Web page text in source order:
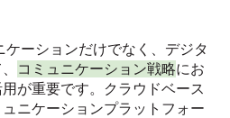
ケーションだけでなく、デジタ
コミュニケーション戦略にお
が重要です。クラウドベース
ニケーションプラットフォー